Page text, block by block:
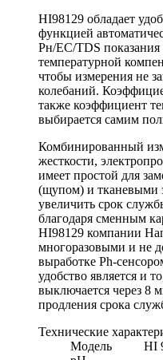
HI98129 обладает
функцией
Рн/EC/TDS показания
температурной
чтобы измерения не
колебаний.
также коэффициент
выбирается самим
Комбинированный
жесткости,
имеет простой для
(щупом) и тканевыми
увеличить срок
благодаря сменным
HI98129 компании
многоразовыми и не
выработке Ph-
удобство является и
выключается через 8
продления срока
Технические
Модель
HI